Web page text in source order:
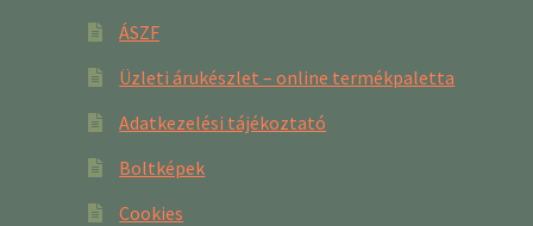
ÁSZF
Üzleti árukészlet – online termékpaletta
Adatkezelési tájékoztató
Boltképek
Cookies